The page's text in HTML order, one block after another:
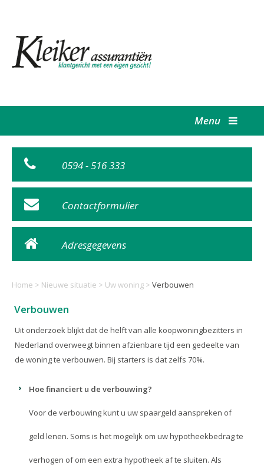
Menu
0594 - 516 333
Contactformulier
Adresgegevens
Home > Nieuwe situatie > Uw woning > Verbouwen
Verbouwen
Uit onderzoek blijkt dat de helft van alle koopwoningbezitters in
Nederland overweegt binnen afzienbare tijd een gedeelte van
de woning te verbouwen. Bij starters is dat zelfs 70%.
Hoe financiert u de verbouwing?
Voor de verbouwing kunt u uw spaargeld aanspreken of
geld lenen. Soms is het mogelijk om uw hypotheekbedrag te
verhogen of om een extra hypotheek af te sluiten. Als